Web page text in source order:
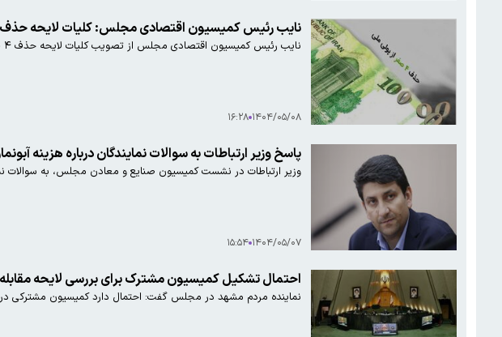
نایب رئیس کمیسیون اقتصادی مجلس: کلیات لایحه حذف ۴ صفر از پول ملی، در کمیسیون اقتصادی تصویب شد
نایب رئیس کمیسیون اقتصادی مجلس از تصویب کلیات لایحه حذف ۴ صفر از پول ملی کشور در این کمیسیون خبر داد.
۱۴۰۴/۰۵/۰۸ ۱۶:۲۸
پاسخ وزیر ارتباطات به سوالات نمایندگان درباره هزینه
وزیر ارتباطات در نشست کمیسیون صنایع و معادن مجلس، به سوالات
۱۴۰۴/۰۵/۰۷ ۱۵:۵۴
احتمال تشکیل کمیسیون مشترک برای بررسی لایحه مقابله
نماینده مردم مشهد در مجلس گفت: احتمال دارد کمیسیون مشترکی